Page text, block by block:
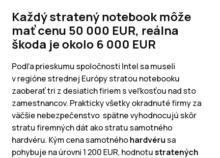
Každý stratený notebook môže
mať cenu 50 000 EUR, reálna
škoda je okolo 6 000 EUR
Podľa prieskumu spoločnosti Intel sa museli
v regióne strednej Európy stratou notebooku
zaoberať tri z desiatich firiem s veľkosťou nad sto
zamestnancov. Prakticky všetky okradnuté firmy za
väčšie nebezpečenstvo spätne vyhodnocujú skôr
stratu firemných dát ako stratu samotného
hardvéru. Kým cena samotnéhohardvéru sa
pohybuje na úrovni 1 200 EUR, hodnotustratených